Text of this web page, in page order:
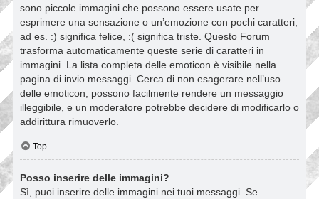
sono piccole immagini che possono essere usate per
esprimere una sensazione o un’emozione con pochi caratteri;
ad es. :) significa felice, :( significa triste. Questo Forum
trasforma automaticamente queste serie di caratteri in
immagini. La lista completa delle emoticon è visibile nella
pagina di invio messaggi. Cerca di non esagerare nell’uso
delle emoticon, possono facilmente rendere un messaggio
illeggibile, e un moderatore potrebbe decidere di modificarlo o
addirittura rimuoverlo.
Top
Posso inserire delle immagini?
Sì, puoi inserire delle immagini nei tuoi messaggi. Se